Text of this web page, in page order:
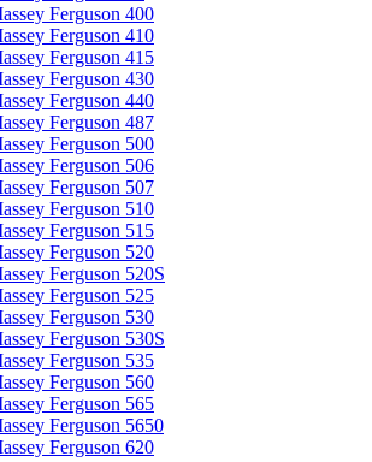
Ferguson 400
Ferguson 410
Ferguson 415
Ferguson 430
Ferguson 440
Ferguson 487
Ferguson 500
Ferguson 506
Ferguson 507
Ferguson 510
Ferguson 515
Ferguson 520
Ferguson 520S
Ferguson 525
Ferguson 530
Ferguson 530S
Ferguson 535
Ferguson 560
Ferguson 565
Ferguson 5650
Ferguson 620